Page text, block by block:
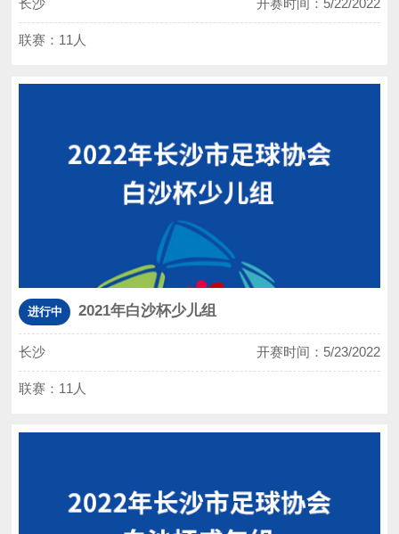
长沙 开赛时间：5/22/2022
联赛：11人
进行中 2021年白沙杯少儿组
长沙 开赛时间：5/23/2022
联赛：11人